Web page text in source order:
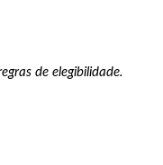
de elegibilidade.